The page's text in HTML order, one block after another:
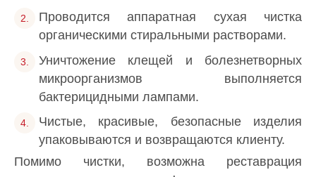
Проводится аппаратная сухая чистка
органическими стиральными растворами.
Уничтожение клещей и болезнетворных
микроорганизмов выполняется
бактерицидными лампами.
Чистые, красивые, безопасные изделия
упаковываются и возвращаются клиенту.
Помимо чистки, возможна реставрация